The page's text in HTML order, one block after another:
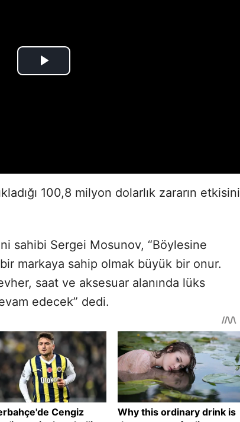
100,8 milyon dolarlık zararın etkisini
sahibi Sergei Mosunov, “Böylesine
markaya sahip olmak büyük bir onur.
saat ve aksesuar alanında lüks
edecek” dedi.